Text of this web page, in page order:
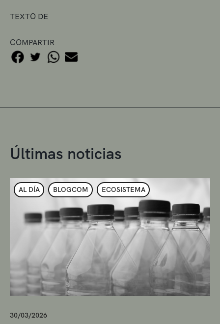
TEXTO DE
COMPARTIR
Últimas noticias
AL DÍA BLOGCOM ECOSISTEMA
30/03/2026